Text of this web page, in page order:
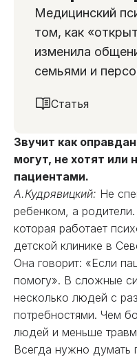
Медицинский
том, как
изменила
семьями и
Статья
Звучит как
могут, не хотят или
пациентами.
А.Кудрявицкий: Не
ребенком, а
которая работает
детской клинике в
Она говорит: «Если
помогу». В сложные
несколько людей с
потребностями. Чем
людей и меньше
Всегда нужно думать